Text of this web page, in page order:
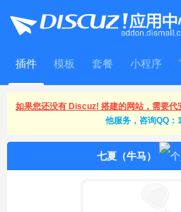
插件 模板 套餐 小程序
WitFrame
如果您还没有 Discuz! 搭建的网站，需要
他服务，咨询QQ：
七夏（牛马）